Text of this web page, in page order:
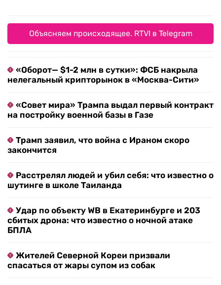
Объясняем происходящее. RTVI в Telegram
«Оборот— $1-2 млн в сутки»: ФСБ накрыла
нелегальный крипторынок в «Москва-Сити»
«Совет мира» Трампа выдал первый контракт
на постройку военной базы в Газе
Трамп заявил, что война с Ираном скоро
закончится
Расстрелял людей и убил себя: что известно о
шутинге в школе Таиланда
Удар по объекту WB в Екатеринбурге и 203
сбитых дрона: что известно о ночной атаке
БПЛА
Жителей Северной Кореи призвали
спасаться от жары супом из собак